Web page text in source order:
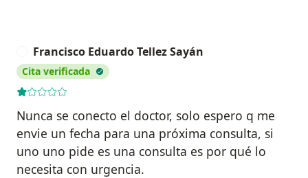
Francisco Eduardo Tellez Sayán
Cita verificada
Nunca se conecto el doctor, solo espero q me
envie un fecha para una próxima consulta, si
uno uno pide es una consulta es por qué lo
necesita con urgencia.